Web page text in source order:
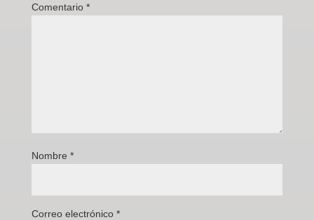
Comentario *
Nombre *
Correo electrónico *